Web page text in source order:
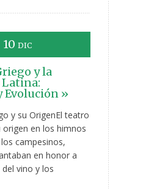
10 DIC
y la
Evolución »
y su OrigenEl teatro
en los himnos
campesinos,
en honor a
vino y los